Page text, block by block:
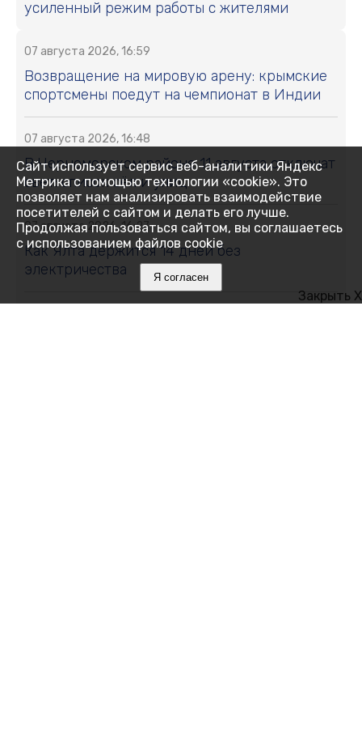
усиленный режим работы с жителями
07 августа 2026, 16:59
Возвращение на мировую арену: крымские
спортсмены поедут на чемпионат в Индии
07 августа 2026, 16:48
В Черноморском районе 11 августа отключат
свет: список сёл и улиц
07 августа 2026, 16:27
Как Ялта держится 14 дней без
электричества
Закрыть X
Сайт использует сервис веб-аналитики Яндекс
Метрика с помощью технологии «cookie». Это
позволяет нам анализировать взаимодействие
посетителей с сайтом и делать его лучше.
Продолжая пользоваться сайтом, вы соглашаетесь
с использованием файлов cookie
Я согласен